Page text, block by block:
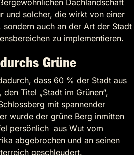
Dachlandschaft
und solcher, die wirkt von einer
sondern auch an der Art der Stadt
zu implementieren.
Grüne
dass 60 % der Stadt aus
Titel „Stadt im Grünen“,
mit spannender
wurde der grüne Berg inmitten
persönlich aus Wut vom
abgebrochen und an seinen
geschleudert.